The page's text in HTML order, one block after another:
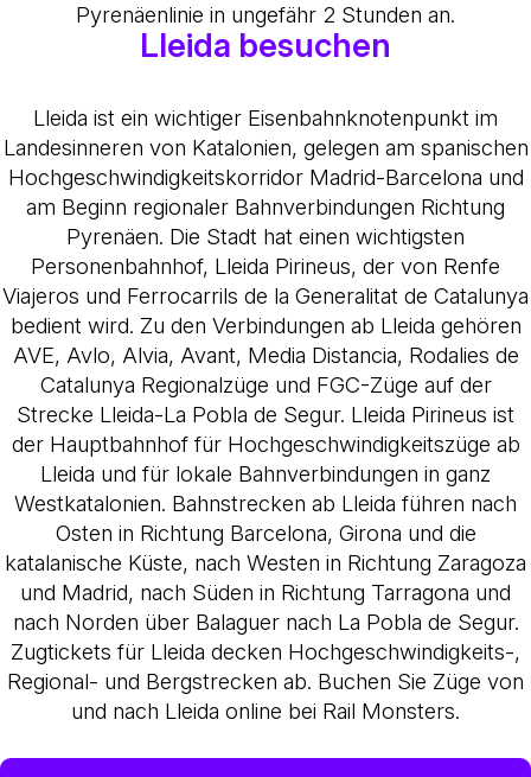
Pyrenäenlinie in ungefähr 2 Stunden an.
Lleida besuchen
Lleida ist ein wichtiger Eisenbahnknotenpunkt im
Landesinneren von Katalonien, gelegen am spanischen
Hochgeschwindigkeitskorridor Madrid-Barcelona und
am Beginn regionaler Bahnverbindungen Richtung
Pyrenäen. Die Stadt hat einen wichtigsten
Personenbahnhof, Lleida Pirineus, der von Renfe
Viajeros und Ferrocarrils de la Generalitat de Catalunya
bedient wird. Zu den Verbindungen ab Lleida gehören
AVE, Avlo, Alvia, Avant, Media Distancia, Rodalies de
Catalunya Regionalzüge und FGC-Züge auf der
Strecke Lleida-La Pobla de Segur. Lleida Pirineus ist
der Hauptbahnhof für Hochgeschwindigkeitszüge ab
Lleida und für lokale Bahnverbindungen in ganz
Westkatalonien. Bahnstrecken ab Lleida führen nach
Osten in Richtung Barcelona, Girona und die
katalanische Küste, nach Westen in Richtung Zaragoza
und Madrid, nach Süden in Richtung Tarragona und
nach Norden über Balaguer nach La Pobla de Segur.
Zugtickets für Lleida decken Hochgeschwindigkeits-,
Regional- und Bergstrecken ab. Buchen Sie Züge von
und nach Lleida online bei Rail Monsters.